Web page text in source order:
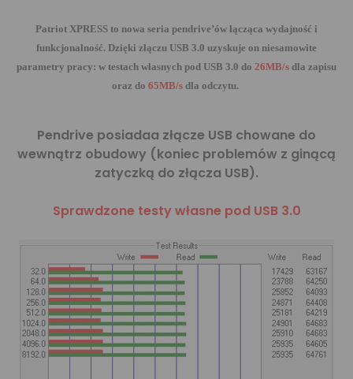
Patriot XPRESS to nowa seria pendrive’ów łącząca wydajność i
funkcjonalność. Dzięki złączu USB 3.0 uzyskuje on niesamowite
parametry pracy: w testach własnych pod USB 3.0 do 26MB/s dla zapisu
oraz do 65MB/s dla odczytu.
Pendrive posiadaa złącze USB chowane do
wewnątrz obudowy (koniec problemów z ginącą
zatyczką do złącza USB).
Sprawdzone testy własne pod USB 3.0